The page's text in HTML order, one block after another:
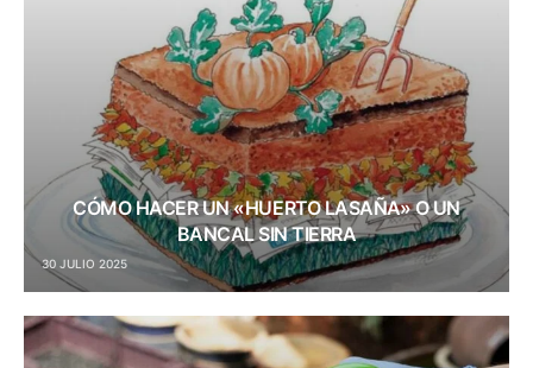
CÓMO HACER UN «HUERTO LASAÑA» O UN
BANCAL SIN TIERRA
30 JULIO 2025